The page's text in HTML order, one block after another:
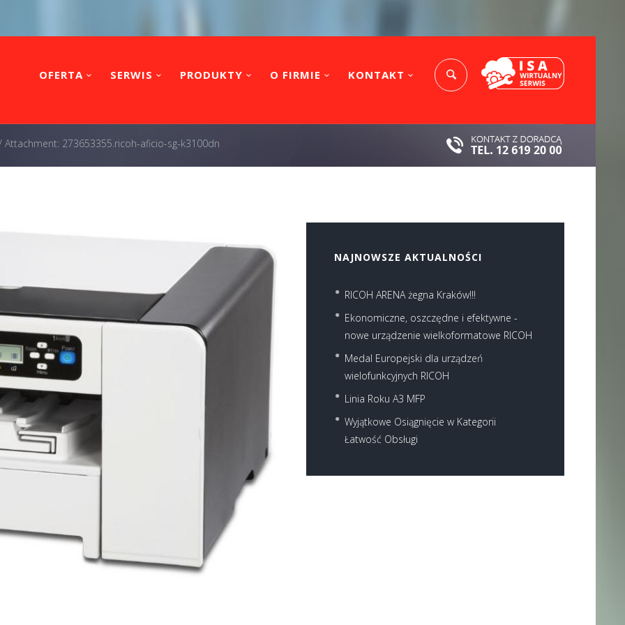
OFERTA SERWIS PRODUKTY O FIRMIE KONTAKT
Attachment: 273653355.ricoh-aficio-sg-k3100dn
Next item
NAJNOWSZE AKTUALNOŚCI
RICOH ARENA żegna Kraków!!!
Ekonomiczne, oszczędne i efektywne -
nowe urządzenie wielkoformatowe RICOH
Medal Europejski dla urządzeń
wielofunkcyjnych RICOH
Linia Roku A3 MFP
Wyjątkowe Osiągnięcie w Kategorii
Łatwość Obsługi